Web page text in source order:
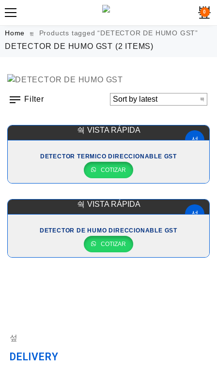
0
Home Products tagged “DETECTOR DE HUMO GST”
DETECTOR DE HUMO GST (2 ITEMS)
Filter
VISTA RÁPIDA
DETECTOR TERMICO DIRECCIONABLE GST
COTIZAR
VISTA RÁPIDA
DETECTOR DE HUMO DIRECCIONABLE GST
COTIZAR
DELIVERY